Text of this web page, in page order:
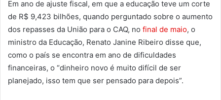
Em ano de ajuste fiscal, em que a educação teve um corte
de R$ 9,423 bilhões, quando perguntado sobre o aumento
dos repasses da União para o CAQ, no final de maio, o
ministro da Educação, Renato Janine Ribeiro disse que,
como o país se encontra em ano de dificuldades
financeiras, o “dinheiro novo é muito difícil de ser
planejado, isso tem que ser pensado para depois”.